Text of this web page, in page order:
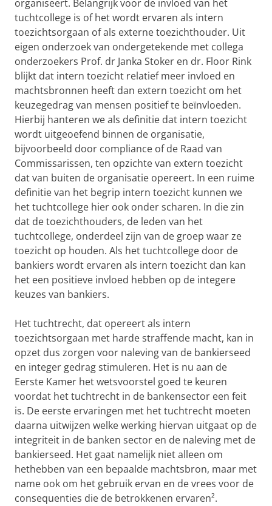
organiseert. Belangrijk voor de invloed van het
tuchtcollege is of het wordt ervaren als intern
toezichtsorgaan of als externe toezichthouder. Uit
eigen onderzoek van ondergetekende met collega
onderzoekers Prof. dr Janka Stoker en dr. Floor Rink
blijkt dat intern toezicht relatief meer invloed en
machtsbronnen heeft dan extern toezicht om het
keuzegedrag van mensen positief te beïnvloeden.
Hierbij hanteren we als definitie dat intern toezicht
wordt uitgeoefend binnen de organisatie,
bijvoorbeeld door compliance of de Raad van
Commissarissen, ten opzichte van extern toezicht
dat van buiten de organisatie opereert. In een ruime
definitie van het begrip intern toezicht kunnen we
het tuchtcollege hier ook onder scharen. In die zin
dat de toezichthouders, de leden van het
tuchtcollege, onderdeel zijn van de groep waar ze
toezicht op houden. Als het tuchtcollege door de
bankiers wordt ervaren als intern toezicht dan kan
het een positieve invloed hebben op de integere
keuzes van bankiers.
Het tuchtrecht, dat opereert als intern
toezichtsorgaan met harde straffende macht, kan in
opzet dus zorgen voor naleving van de bankierseed
en integer gedrag stimuleren. Het is nu aan de
Eerste Kamer het wetsvoorstel goed te keuren
voordat het tuchtrecht in de bankensector een feit
is. De eerste ervaringen met het tuchtrecht moeten
daarna uitwijzen welke werking hiervan uitgaat op de
integriteit in de banken sector en de naleving met de
bankierseed. Het gaat namelijk niet alleen om
hethebben van een bepaalde machtsbron, maar met
name ook om het gebruik ervan en de vrees voor de
consequenties die de betrokkenen ervaren².